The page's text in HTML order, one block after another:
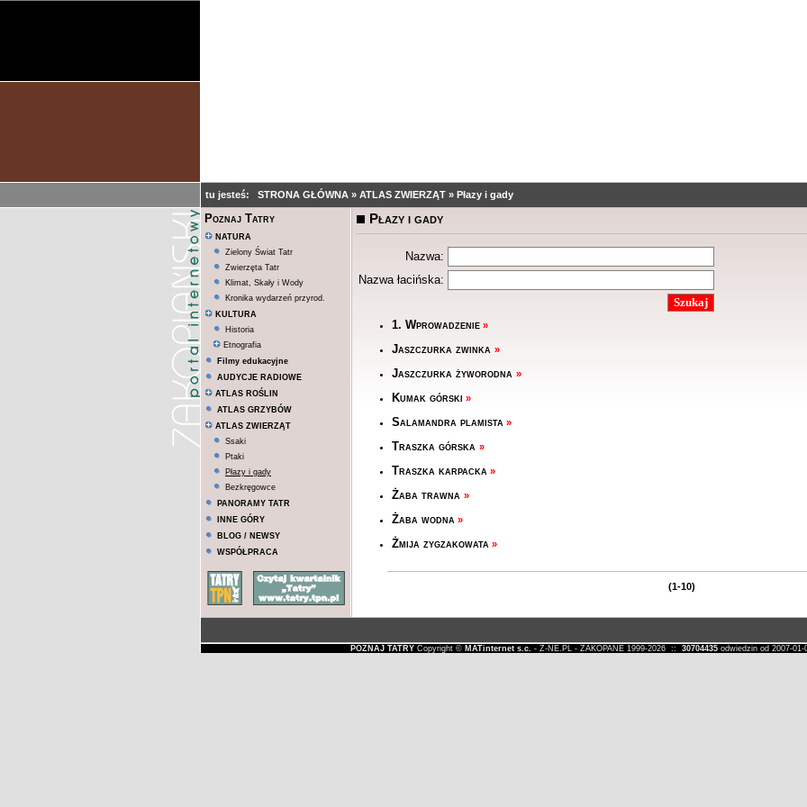
tu jesteś: STRONA GŁÓWNA » ATLAS ZWIERZĄT » Płazy i gady
Poznaj Tatry
NATURA
Zielony Świat Tatr
Zwierzęta Tatr
Klimat, Skały i Wody
Kronika wydarzeń przyrod.
KULTURA
Historia
Etnografia
Filmy edukacyjne
AUDYCJE RADIOWE
ATLAS ROŚLIN
ATLAS GRZYBÓW
ATLAS ZWIERZĄT
Ssaki
Ptaki
Płazy i gady
Bezkręgowce
PANORAMY TATR
INNE GÓRY
BLOG / NEWSY
WSPÓŁPRACA
Płazy i gady
Nazwa:
Nazwa łacińska:
1. Wprowadzenie »
Jaszczurka zwinka »
Jaszczurka żyworodna »
Kumak górski »
Salamandra plamista »
Traszka górska »
Traszka karpacka »
Żaba trawna »
Żaba wodna »
Żmija zygzakowata »
(1-10)
POZNAJ TATRYCopyright © MATinternet s.c. - Z-NE.PL - ZAKOPANE 1999-2026 :: 30704435odwiedzin od 2007-